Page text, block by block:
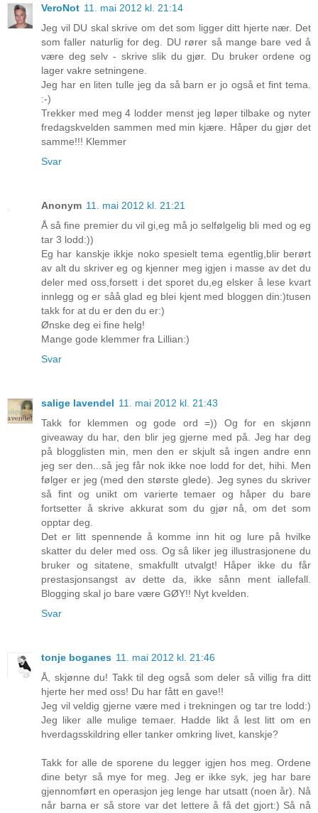
VeroNot 11. mai 2012 kl. 21:14
Jeg vil DU skal skrive om det som ligger ditt hjerte nær. Det
som faller naturlig for deg. DU rører så mange bare ved å
være deg selv - skrive slik du gjør. Du bruker ordene og
lager vakre setningene.
Jeg har en liten tulle jeg da så barn er jo også et fint tema.
:-)
Trekker med meg 4 lodder menst jeg løper tilbake og nyter
fredagskvelden sammen med min kjære. Håper du gjør det
samme!!! Klemmer
Svar
Anonym 11. mai 2012 kl. 21:21
Å så fine premier du vil gi,eg må jo selfølgelig bli med og eg
tar 3 lodd:))
Eg har kanskje ikkje noko spesielt tema egentlig,blir berørt
av alt du skriver eg og kjenner meg igjen i masse av det du
deler med oss,forsett i det sporet du,eg elsker å lese kvart
innlegg og er såå glad eg blei kjent med bloggen din:)tusen
takk for at du er den du er:)
Ønske deg ei fine helg!
Mange gode klemmer fra Lillian:)
Svar
salige lavendel 11. mai 2012 kl. 21:43
Takk for klemmen og gode ord =)) Og for en skjønn
giveaway du har, den blir jeg gjerne med på. Jeg har deg
på blogglisten min, men den er skjult så ingen andre enn
jeg ser den...så jeg får nok ikke noe lodd for det, hihi. Men
følger er jeg (med den største glede). Jeg synes du skriver
så fint og unikt om varierte temaer og håper du bare
fortsetter å skrive akkurat som du gjør nå, om det som
opptar deg.
Det er litt spennende å komme inn hit og lure på hvilke
skatter du deler med oss. Og så liker jeg illustrasjonene du
bruker og sitatene, smakfullt utvalgt! Håper ikke du får
prestasjonsangst av dette da, ikke sånn ment iallefall.
Blogging skal jo bare være GØY!! Nyt kvelden.
Svar
tonje boganes 11. mai 2012 kl. 21:46
Å, skjønne du! Takk til deg også som deler så villig fra ditt
hjerte her med oss! Du har fått en gave!!
Jeg vil veldig gjerne være med i trekningen og tar tre lodd:)
Jeg liker alle mulige temaer. Hadde likt å lest litt om en
hverdagsskildring eller tanker omkring livet, kanskje?
Takk for alle de sporene du legger igjen hos meg. Ordene
dine betyr så mye for meg. Jeg er ikke syk, jeg har bare
gjennomført en operasjon jeg lenge har utsatt (noen år). Nå
når barna er så store var det lettere å få det gjort:) Så nå